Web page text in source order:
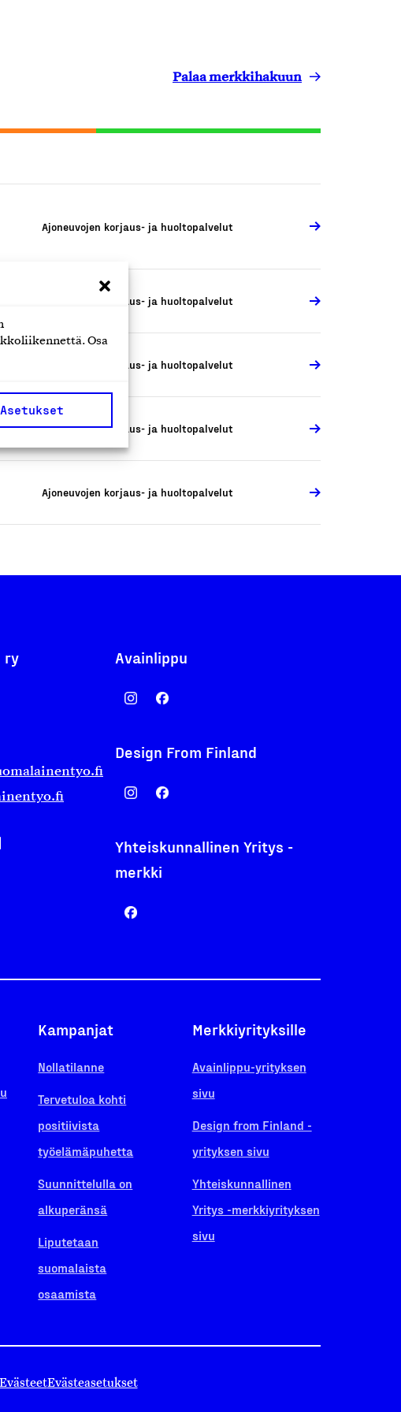
Osa
Asetukset
Palaa merkkihakuun
Ajoneuvojen korjaus- ja huoltopalvelut
Ajoneuvojen korjaus- ja huoltopalvelut
Ajoneuvojen korjaus- ja huoltopalvelut
Ajoneuvojen korjaus- ja huoltopalvelut
Ajoneuvojen korjaus- ja huoltopalvelut
ry Avainlippu
Design From Finland
Yhteiskunnallinen Yritys -
merkki
Kampanjat
Nollatilanne
Tervetuloa kohti
positiivista
työelämäpuhetta
Suunnittelulla on
alkuperänsä
Liputetaan
suomalaista
osaamista
Merkkiyrityksille
Avainlippu-yrityksen
sivu
Design from Finland -
yrityksen sivu
Yhteiskunnallinen
Yritys -merkkiyrityksen
sivu
Evästeasetukset